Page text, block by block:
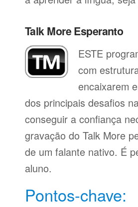
Talk More Esperanto
ESTE
com
encaixarem
dos principais desafios
conseguir a confiança
gravação do Talk More
de um falante nativo. É
aluno.
Pontos-chave: